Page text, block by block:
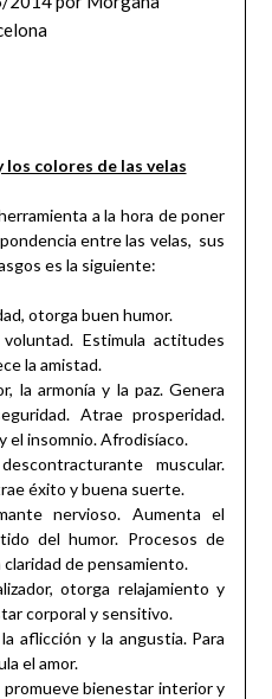
colores de las velas
a la hora de poner
entre las velas, sus
es la siguiente:
otorga buen humor.
Estimula actitudes
la amistad.
la armonía y la paz. Genera
Atrae prosperidad.
el insomnio. Afrodisíaco.
muscular.
éxito y buena suerte.
nervioso. Aumenta el
del humor. Procesos de
de pensamiento.
otorga relajamiento y
corporal y sensitivo.
aflicción y la angustia. Para
el amor.
promueve bienestar interior y